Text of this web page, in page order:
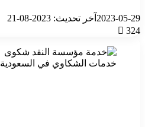
2023-05-29 آخر تحديث: 2023-08-21
324
خدمات الشكاوي في السعودية